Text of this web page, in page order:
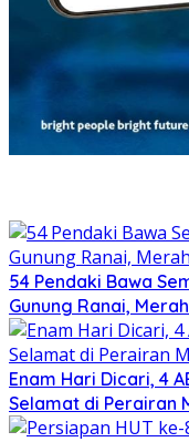
54 Pendaki Bawa
Gunung Ranai,
Enam Hari Dicari, 4
Selamat di Perairan